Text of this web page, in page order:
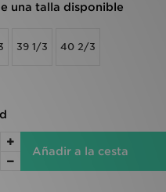
una talla disponible
39 1/3 40 2/3
Añadir a la cesta